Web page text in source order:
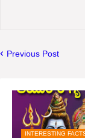
Previous Post
INTERESTING